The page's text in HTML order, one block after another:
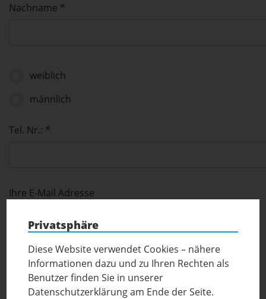
Nachname *
weiblich
männlich
Tel. Nr.: *
Ihre E-Mail Adresse
Nachricht
Privatsphäre
Diese Website verwendet Cookies – nähere
Informationen dazu und zu Ihren Rechten als
Benutzer finden Sie in unserer
Datenschutzerklärung am Ende der Seite.